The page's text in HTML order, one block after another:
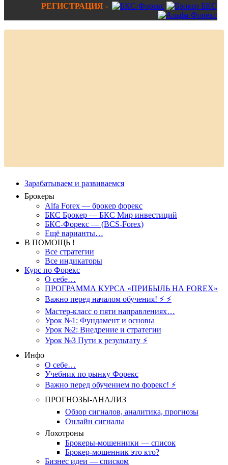
РЕГИСТРАЦИЯ -
Зарабатываем и развиваемся
Брокеры
Alfa Forex — брокер форекс
БКС Брокер — БКС Мир инвестиций
БКС-Форекс — (BCS-Forex)
Ещё варианты…
В ПОМОЩЬ !
Все стратегии
Все индикаторы
Курс по Форекс
О себе…
ПРОГРАММА КУРСА «ПРИБЫЛЬ НА FOREX»
Важно перед началом обучения! ⚡ ⚡
Мастер-класс о пяти направлениях…
Урок №1: Фундамент и основы
Урок №2: Внедрение и стратегии
Урок №3 Пути к результату ⚡️
Инфо
О себе…
Учебник по рынку Форекс
Важно перед обучением по форекс! ⚡
ПРОГНОЗЫ-АНАЛИЗ
Обзор сигналов, аналитика, прогнозы
Онлайн сигналы
Лохотроны
Брокеры-мошенники — список
Брокер-мошенник это кто?
Бизнес идеи — списком